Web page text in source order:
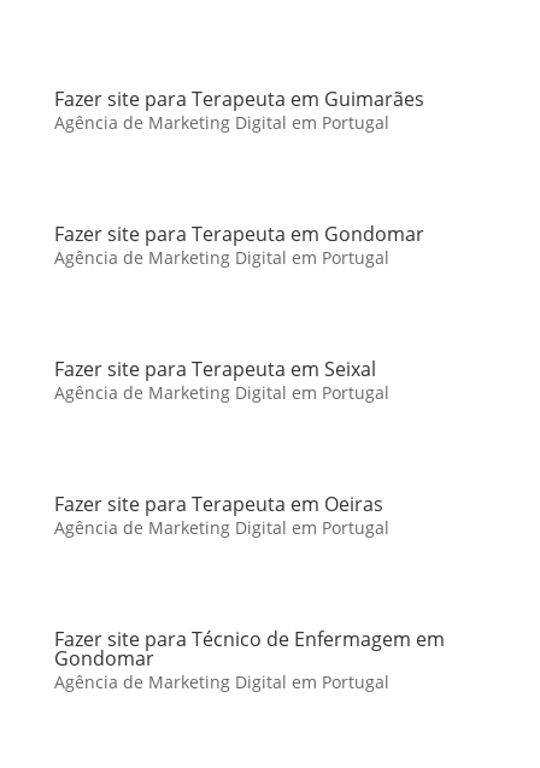
Fazer site para Terapeuta em Guimarães
Agência de Marketing Digital em Portugal
Fazer site para Terapeuta em Gondomar
Agência de Marketing Digital em Portugal
Fazer site para Terapeuta em Seixal
Agência de Marketing Digital em Portugal
Fazer site para Terapeuta em Oeiras
Agência de Marketing Digital em Portugal
Fazer site para Técnico de Enfermagem em
Gondomar
Agência de Marketing Digital em Portugal